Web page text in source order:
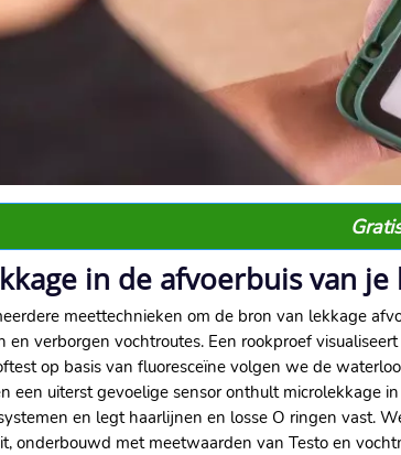
in de afvoerbuis van
meettechnieken om de bron van lekkage
en verborgen vochtroutes.​ Een rookproef
op basis van fluoresceïne volgen we de
een uiterst gevoelige sensor onthult microlekkage
en legt haarlijnen en losse O ringen vast.​
onderbouwd met meetwaarden van Testo en